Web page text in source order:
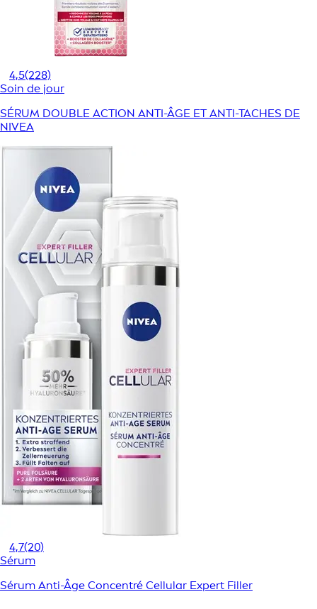
4,5(228)
Soin de jour
SÉRUM DOUBLE ACTION ANTI-ÂGE ET ANTI-TACHES DE
NIVEA
4,7(20)
Sérum
Sérum Anti-Âge Concentré Cellular Expert Filler